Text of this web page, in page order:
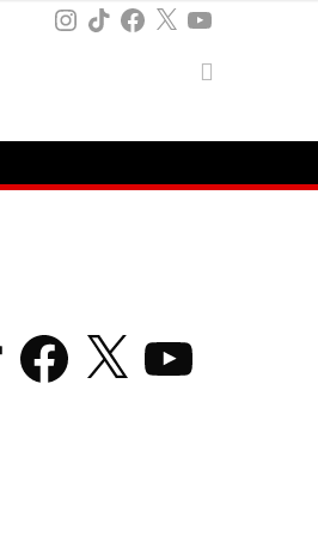
Instagram
TikTokFacebook
X YouTube
Facebook
X YouTube